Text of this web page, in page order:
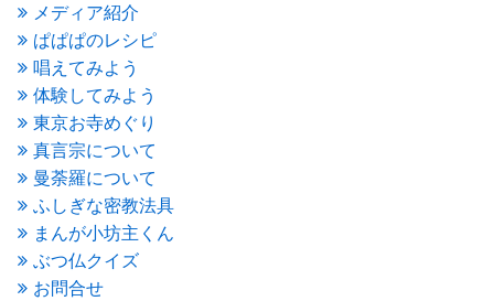
2015年12月(6)
2015年11月 (4)
2015年10月
(4)
2015年9月(3)
2015年8月(4)
2015年7月(4)
2015年6月(3)
2015年5月(1)
2015年4月(1)
2015年3月 (3)
2015年2月(3)
2015年1月(1)
2014年12月
メディア紹介
ぱぱぱのレシピ
唱えてみよう
体験してみよう
東京お寺めぐり
真言宗について
曼荼羅について
ふしぎな密教法具
まんが小坊主くん
ぶつ仏クイズ
お問合せ